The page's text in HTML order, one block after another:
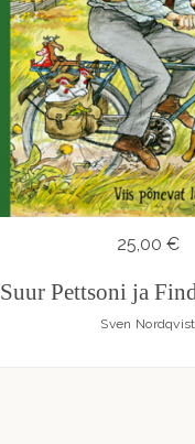
25,00 €
Suur Pettsoni ja
Sven Nordqvist